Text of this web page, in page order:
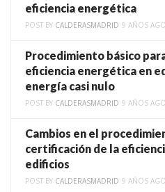
eficiencia energética
POST BY CALDERASMADRID 9 AÑOS AGO
Procedimiento básico
eficiencia energética en
energía casi nulo
POST BY CALDERASMADRID 9 AÑOS AGO
Cambios en el
certificación de la
edificios
POST BY CALDERASMADRID 9 AÑOS AGO